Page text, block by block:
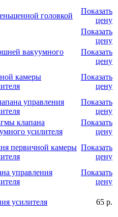
головкой
Показать
цену
Показать
цену
вакуумного
Показать
цену
камеры
Показать
цену
управления
Показать
цену
клапана
усилителя
Показать
цену
первичной камеры Показать
цену
управления
Показать
цену
усилителя 65 р.